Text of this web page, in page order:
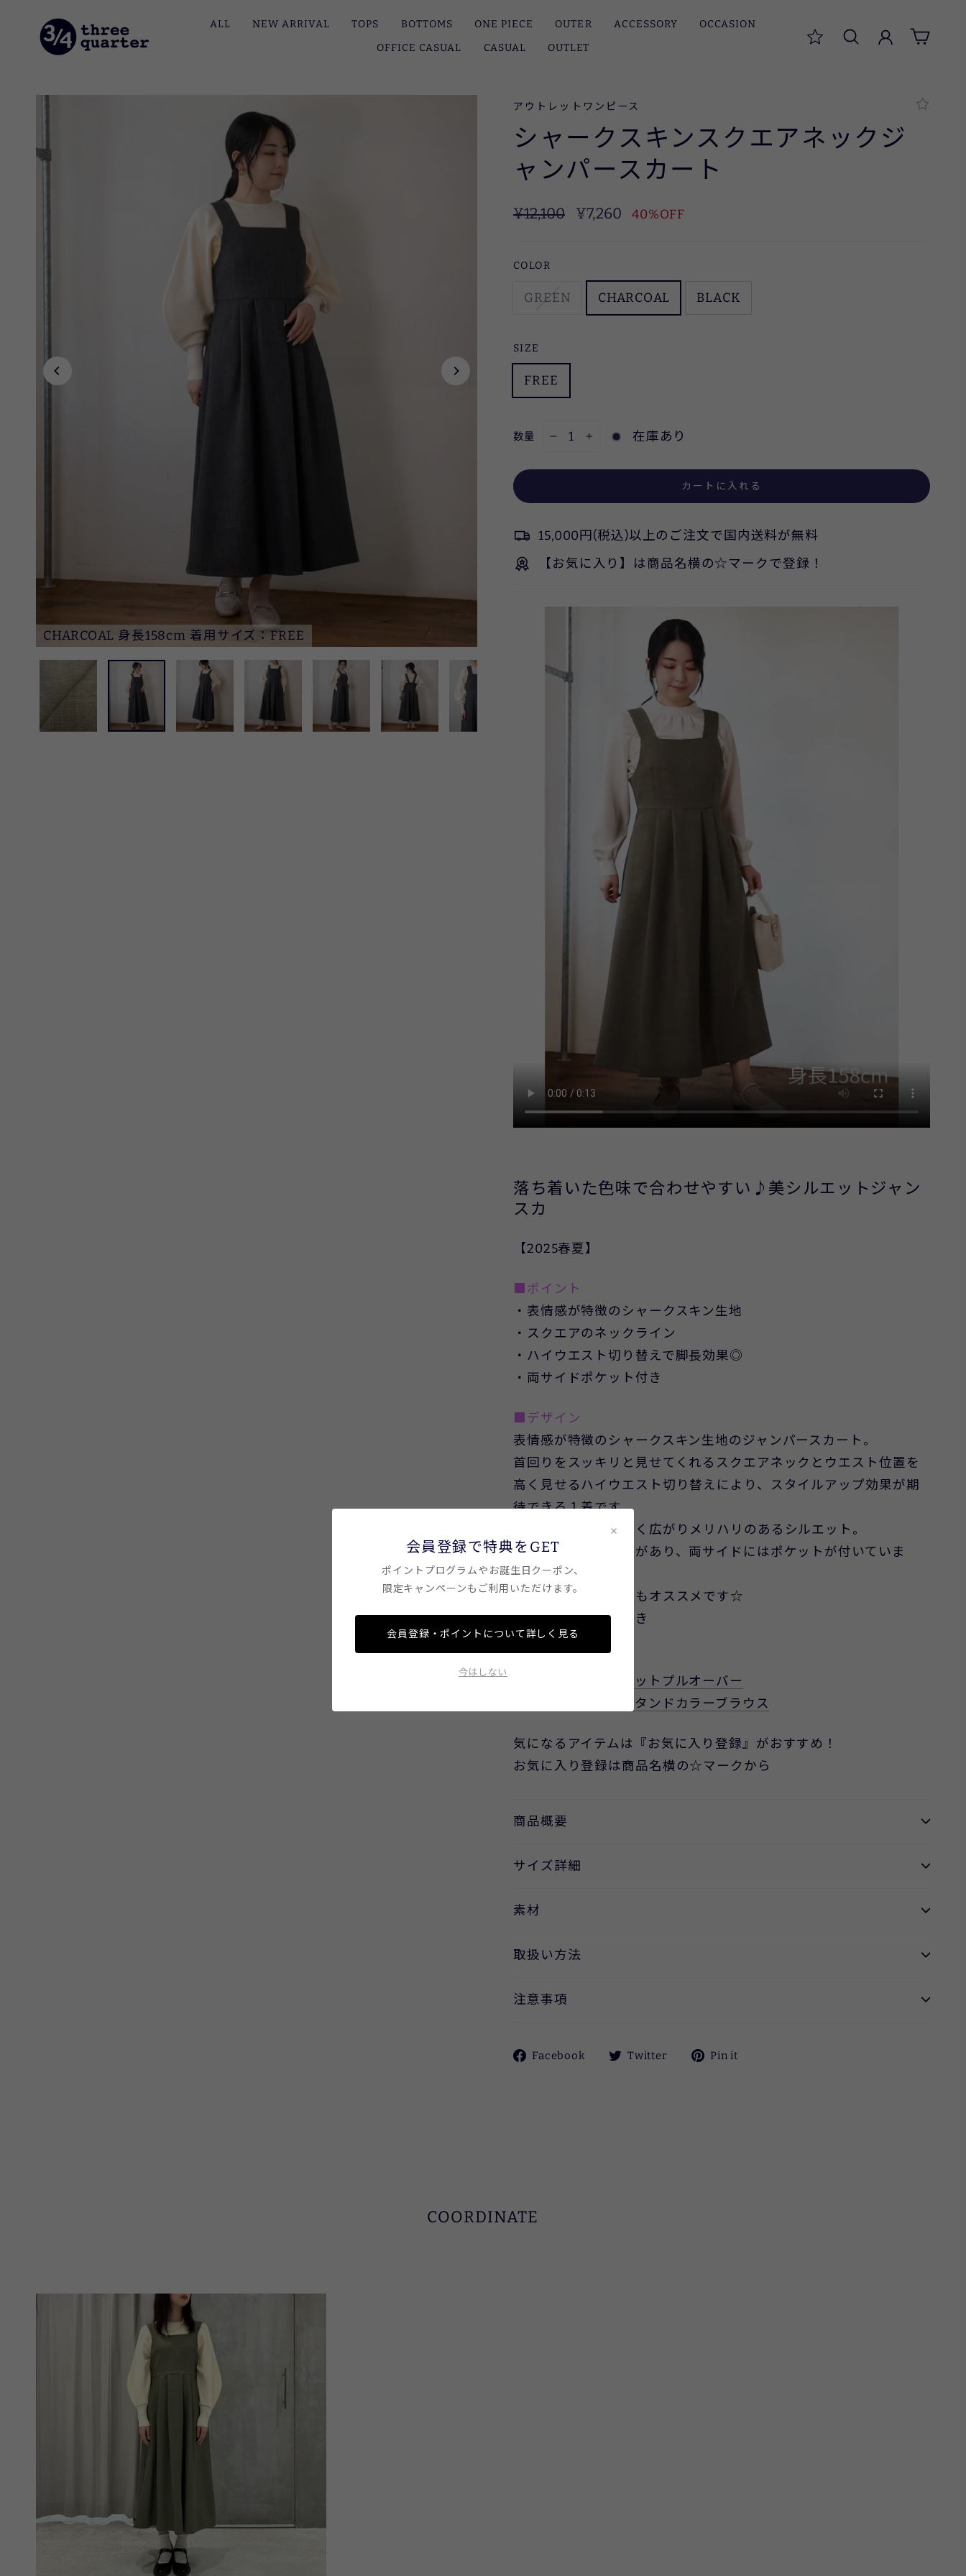
ALL NEW ARRIVAL TOPS BOTTOMS ONE PIECE OUTER ACCESSORY
OCCASION
OFFICE CASUAL
CASUAL OUTLET
検索 ログイン
CHARCOAL 身長158cm 着用サイズ：FREE
アウトレットワンピース
シャークスキンスクエアネックジ
ャンパースカート
定
¥12,100 SALE
¥7,260 40%OFF
COLOR
GREEN CHARCOAL BLACK
SIZE
FREE
数量 在庫あり
カートに入れる
15,000円(税込)以上のご注文で国内送料が無料
【お気に入り】は商品名横の☆マークで登録！
落ち着いた色味で合わせやすい♪美シルエットジャン
スカ
【2025春夏】
■ポイント
・表情感が特徴のシャークスキン生地
・スクエアのネックライン
・ハイウエスト切り替えで脚長効果◎
・両サイドポケット付き
■デザイン
表情感が特徴のシャークスキン生地のジャンパースカート。
首回りをスッキリと見せてくれるスクエアネックとウエスト位置を
高く見せるハイウエスト切り替えにより、スタイルアップ効果が期
待できる１着です。
スカート部分は程よく広がりメリハリのあるシルエット。
肩紐は太めで安定感があり、両サイドにはポケットが付いていま
す。
タイトめなインナーもオススメです☆
※後ろファスナーあき
バナナスリーブニットプルオーバー
ムジクレリックスタンドカラーブラウス
気になるアイテムは『お気に入り登録』がおすすめ！
お気に入り登録は商品名横の☆マークから
商品概要
サイズ詳細
素材
取扱い方法
注意事項
Facebook
Facebook
Twitter
ツ
Pin it
COORDINATE
×
会員登録で特典をGET
ポイントプログラムやお誕生日クーポン、
限定キャンペーンもご利用いただけます。
会員登録・ポイントについて詳しく見る
今はしない